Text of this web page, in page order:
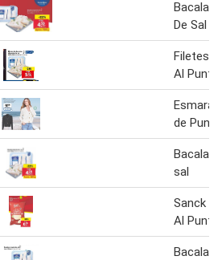
Bacalao
De Sal
Filetes
Al Punto
de Punto
Bacalao
sal
Sanck
Al Punto
Bacalao